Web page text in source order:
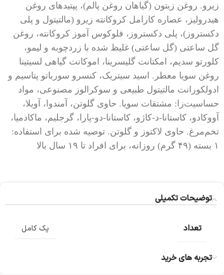
زیرو. روغن زیتون (گیاهان روغن پالم)، پپتیدهای روغن
هیدرولیز، عصاره کارامل کروکانته زیرو (مالتیتول و پلی
دکستروز)، پلی دکستروز، فلوکوس آموز کروکانته، روغن
گل ساعتی (گل ساعتی) غلیظ شده با زردچوبه و لیمو،
کلورتو سدیم، امکتانت گلیسرینا، اموکانت گیاهی لسیتینا
روغن سویا معطر. اسید سیتریک، کنسرو سورباتو پتاسیم و
ادولکورانت مالتیتول طبیعی و سوکرالوز مصنوعی، مواد
حساسیت‌زا: مشتقات سویا. حاوی گلوتن، آمندوا، آویلا،
آووکادو، کاستانا-د-کاژو، کاستانا-دو-پارا، گرجلیم، ماکادمیا،
تخم‌مرغ. حاوی لاکتوز و گلوتن. توصیه شده برای استفاده:
۱ بسته (۴۹ گرم) روزانه، برای افراد تا ۱۹ سال بالا
توضیحات تکمیلی
تعداد پک کامل
تجربه های خرید